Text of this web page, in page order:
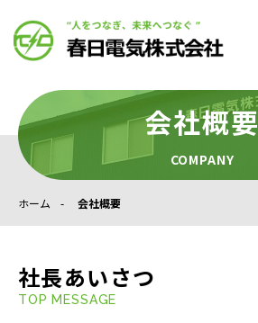
会社概要
COMPANY
ホーム 会社概要
社長あいさつ
TOP MESSAGE